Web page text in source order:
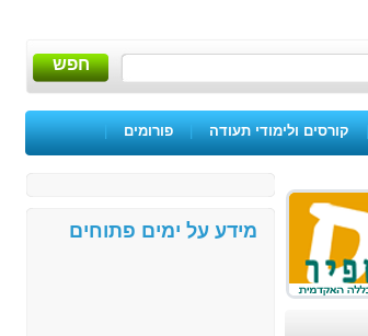
חפש
| קורסים ולימודי תעודה | פורומים |
מידע על ימים פתוחים